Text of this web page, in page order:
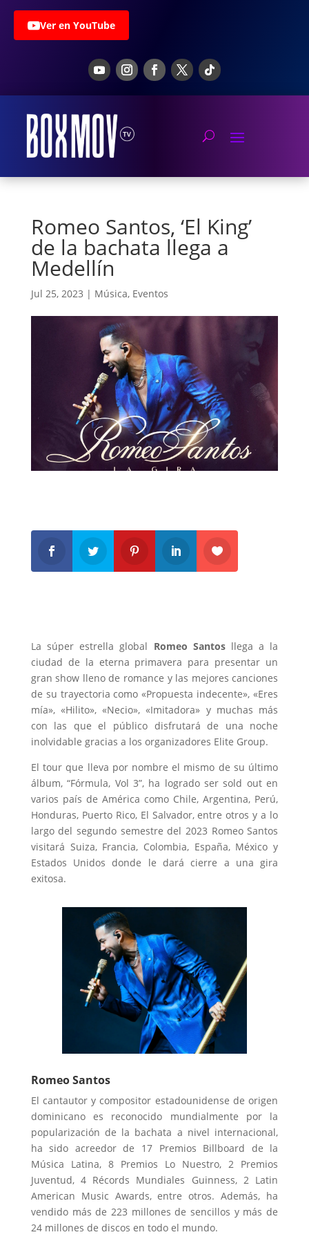
Ver en YouTube
Romeo Santos, ‘El King’
de la bachata llega a
Medellín
Jul 25, 2023 | Música, Eventos
La súper estrella global Romeo Santosllega a la
ciudad de la eterna primavera para presentar un
gran show lleno de romance y las mejores canciones
de su trayectoria como «Propuesta indecente», «Eres
mía», «Hilito», «Necio», «Imitadora» y muchas más
con las que el público disfrutará de una noche
inolvidable gracias a los organizadores Elite Group.
El tour que lleva por nombre el mismo de su último
álbum, “Fórmula, Vol 3”, ha logrado ser sold out en
varios país de América como Chile, Argentina, Perú,
Honduras, Puerto Rico, El Salvador, entre otros y a lo
largo del segundo semestre del 2023 Romeo Santos
visitará Suiza, Francia, Colombia, España, México y
Estados Unidos donde le dará cierre a una gira
exitosa.
Romeo Santos
El cantautor y compositor estadounidense de origen
dominicano es reconocido mundialmente por la
popularización de la bachata a nivel internacional,
ha sido acreedor de 17 Premios Billboard de la
Música Latina, 8 Premios Lo Nuestro, 2 Premios
Juventud, 4 Récords Mundiales Guinness, 2 Latin
American Music Awards, entre otros. Además, ha
vendido más de 223 millones de sencillos y más de
24 millones de discos en todo el mundo.